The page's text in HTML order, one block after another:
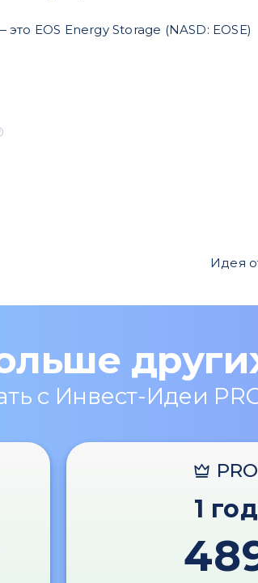
EOS Energy Storage (NASD: EOSE)
Идея
с Инвест-Идеи
PRO
1 год